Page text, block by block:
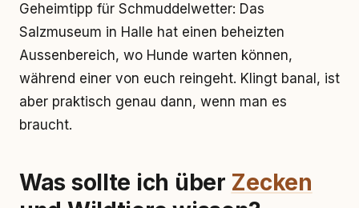
Geheimtipp für Schmuddelwetter: Das
Salzmuseum in Halle hat einen beheizten
Aussenbereich, wo Hunde warten können,
während einer von euch reingeht. Klingt banal, ist
aber praktisch genau dann, wenn man es
braucht.
Was sollte ich über Zecken